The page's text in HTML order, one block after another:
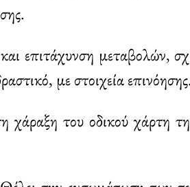
επιτάχυνση μεταβολών,
με στοιχεία επινόησης.
χάραξη του οδικού χάρτη